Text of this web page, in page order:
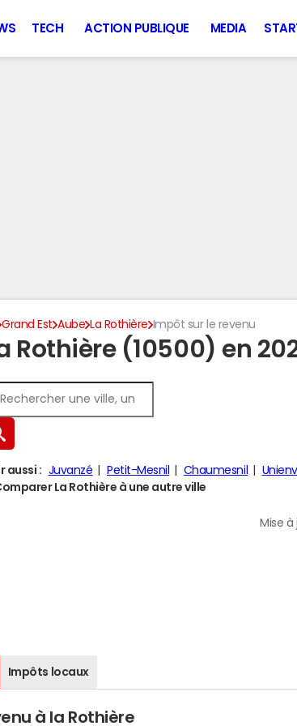
TECH ACTION PUBLIQUE MEDIA
Grand Est Aube La Rothière Impôt sur le revenu
Rothière (10500) en
aussi : Juvanzé Petit-Mesnil Chaumesnil
La Rothière à une autre ville
Mise
Impôts locaux
à la Rothière